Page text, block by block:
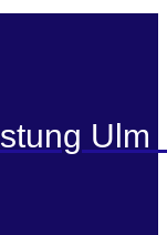
Ulm